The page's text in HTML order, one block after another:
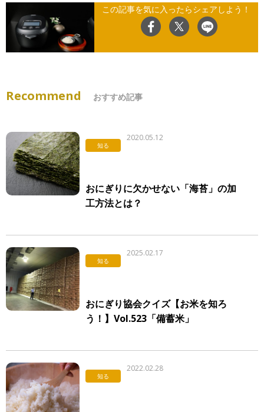
この記事を気に入ったらシェアしよう！
Recommend おすすめ記事
知る
2020.05.12
おにぎりに欠かせない「海苔」の加
工方法とは？
知る
2025.02.17
おにぎり協会クイズ【お米を知ろ
う！】Vol.523「備蓄米」
知る
2022.02.28